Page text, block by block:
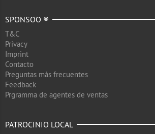
SPONSOO ®
T&C
Privacy
Imprint
Contacto
Preguntas más frecuentes
Feedback
Prgramma de agentes de ventas
PATROCINIO LOCAL